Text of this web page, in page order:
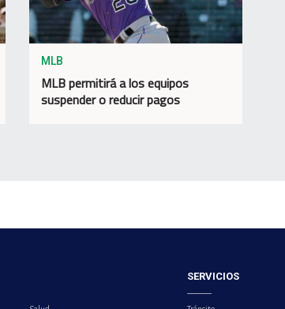
MLB
MLB permitirá a los equipos
suspender o reducir pagos
SERVICIOS